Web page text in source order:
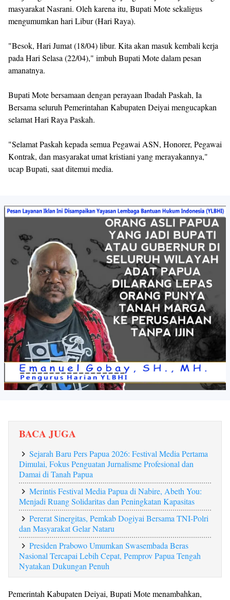
masyarakat Nasrani. Oleh karena itu, Bupati Mote sekaligus
mengumumkan hari Libur (Hari Raya).
"Besok, Hari Jumat (18/04) libur. Kita akan masuk kembali kerja
pada Hari Selasa (22/04)," imbuh Bupati Mote dalam pesan
amanatnya.
Bupati Mote bersamaan dengan perayaan Ibadah Paskah, Ia
Bersama seluruh Pemerintahan Kabupaten Deiyai mengucapkan
selamat Hari Raya Paskah.
"Selamat Paskah kepada semua Pegawai ASN, Honorer, Pegawai
Kontrak, dan masyarakat umat kristiani yang merayakannya,"
ucap Bupati, saat ditemui media.
BACA JUGA
Sejarah Baru Pers Papua 2026: Festival Media Pertama
Dimulai, Fokus Penguatan Jurnalisme Profesional dan
Damai di Tanah Papua
Merintis Festival Media Papua di Nabire, Abeth You:
Menjadi Ruang Solidaritas dan Peningkatan Kapasitas
Pererat Sinergitas, Pemkab Dogiyai Bersama TNI-Polri
dan Masyarakat Gelar Nataru
Presiden Prabowo Umumkan Swasembada Beras
Nasional Tercapai Lebih Cepat, Pemprov Papua Tengah
Nyatakan Dukungan Penuh
Pemerintah Kabupaten Deiyai, Bupati Mote menambahkan,